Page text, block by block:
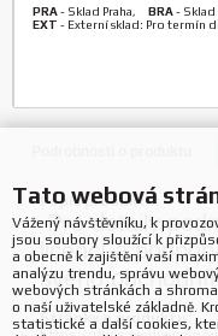
PRA- Sklad Praha, BRA- Sklad
EXT - Externí sklad: Pro termín
Popis produktu:
Pro detaily
licencí a
svého
Stránky o produktu:
Tato webová
Vážený návštěvníku, k
jsou soubory sloužící k
a obecně k zajištění vaší
analýzu trendu, správu
webových stránkách a
o naší uživatelské základně.
statistické a další cookies,